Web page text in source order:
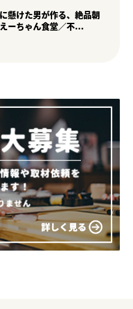
懸けた男が作る、絶品朝
ーちゃん食堂／不...